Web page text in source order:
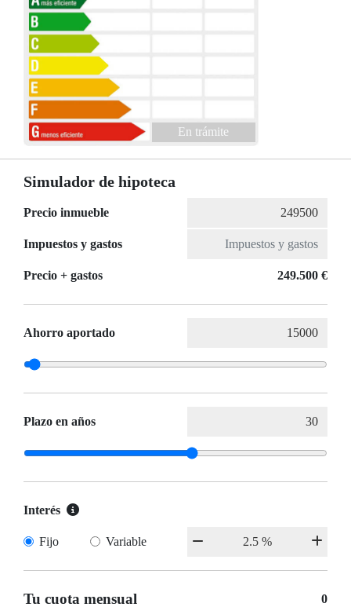
En trámite
Simulador de hipoteca
Precio inmueble
Impuestos y gastos
Precio + gastos 249.500 €
Ahorro aportado
Plazo en años
Interés
Fijo Variable
Tu cuota mensual 0